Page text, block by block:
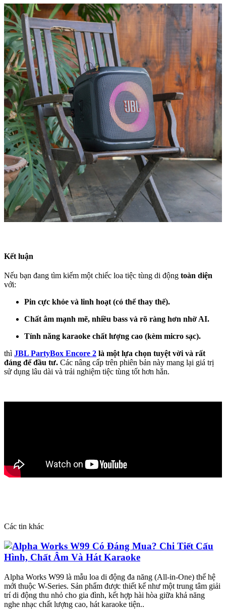
Kết luận
Nếu bạn đang tìm kiếm một chiếc loa tiệc tùng di động toàn diện
với:
Pin cực khỏe và linh hoạt (có thể thay thế).
Chất âm mạnh mẽ, nhiều bass và rõ ràng hơn nhờ AI.
Tính năng karaoke chất lượng cao (kèm micro sạc).
thì JBL PartyBox Encore 2 là một lựa chọn tuyệt vời và rất
đáng để đầu tư. Các nâng cấp trên phiên bản này mang lại giá trị
sử dụng lâu dài và trải nghiệm tiệc tùng tốt hơn hẳn.
Các tin khác
Alpha Works W99 Có Đáng Mua? Chi Tiết Cấu
Hình, Chất Âm Và Hát Karaoke
Alpha Works W99 là mẫu loa di động đa năng (All-in-One) thế hệ
mới thuộc W-Series. Sản phẩm được thiết kế như một trung tâm giải
trí di động thu nhỏ cho gia đình, kết hợp hài hòa giữa khả năng
nghe nhạc chất lượng cao, hát karaoke tiện..